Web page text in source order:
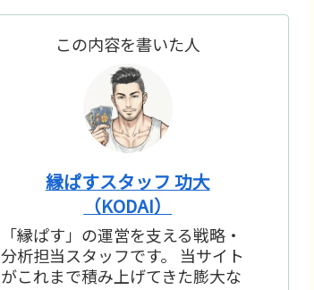
この内容を書いた人
縁ぱすスタッフ 功大
（KODAI）
「縁ぱす」の運営を支える戦略・
分析担当スタッフです。 当サイト
がこれまで積み上げてきた膨大な